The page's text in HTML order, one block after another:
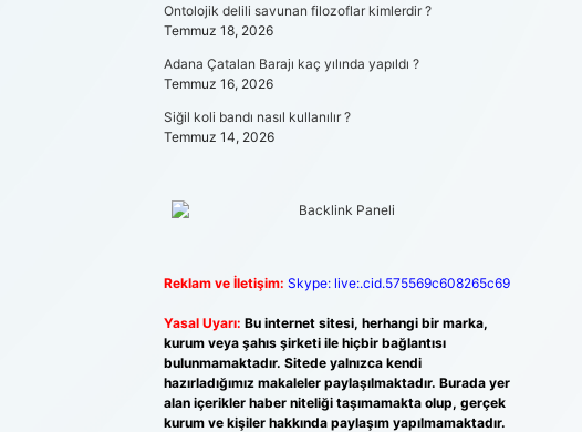
Ontolojik delili savunan filozoflar kimlerdir ?
Temmuz 18, 2026
Adana Çatalan Barajı kaç yılında yapıldı ?
Temmuz 16, 2026
Siğil koli bandı nasıl kullanılır ?
Temmuz 14, 2026
Reklam ve İletişim: Skype: live:.cid.575569c608265c69
Yasal Uyarı: Bu internet sitesi, herhangi bir marka,
kurum veya şahıs şirketi ile hiçbir bağlantısı
bulunmamaktadır. Sitede yalnızca kendi
hazırladığımız makaleler paylaşılmaktadır. Burada yer
alan içerikler haber niteliği taşımamakta olup, gerçek
kurum ve kişiler hakkında paylaşım yapılmamaktadır.